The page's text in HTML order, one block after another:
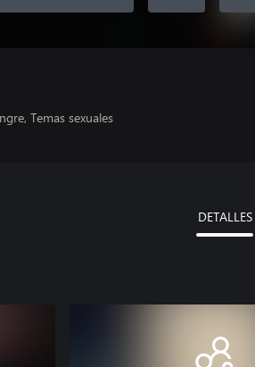
Temas sexuales
DETALLES